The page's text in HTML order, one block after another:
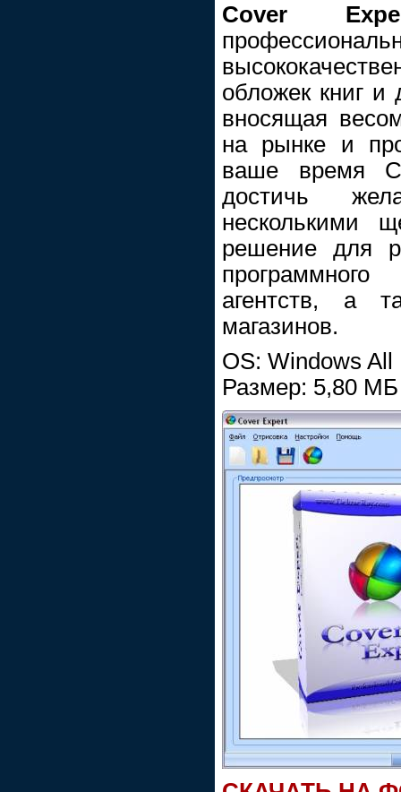
Cover
обложек книг и
вносящая
на рынке и
ваше время
достичь
несколькими
решение для
агентств, а
магазинов.
OS: Windows All
Размер: 5,80 МБ